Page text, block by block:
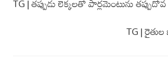
o A
TG |